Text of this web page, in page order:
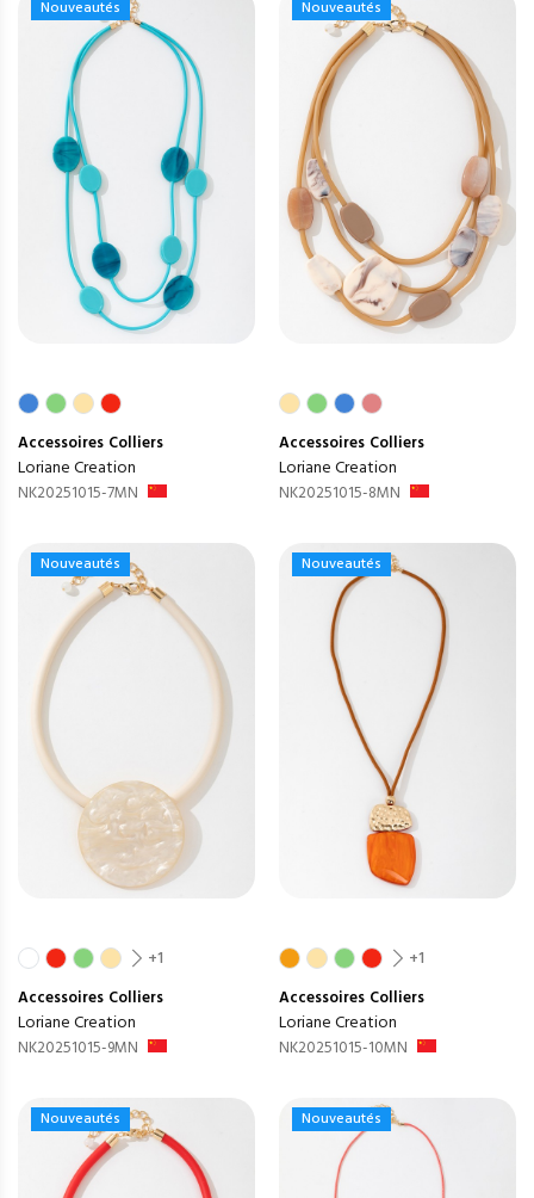
Nouveautés
Accessoires Colliers
Loriane Creation
NK20251015-7MN
Nouveautés
Accessoires Colliers
Loriane Creation
NK20251015-8MN
Nouveautés
+1
Accessoires Colliers
Loriane Creation
NK20251015-9MN
Nouveautés
+1
Accessoires Colliers
Loriane Creation
NK20251015-10MN
Nouveautés Nouveautés